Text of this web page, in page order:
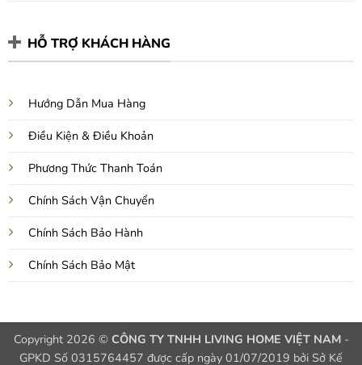
HỖ TRỢ KHÁCH HÀNG
Hướng Dẫn Mua Hàng
Điều Kiện & Điều Khoản
Phương Thức Thanh Toán
Chính Sách Vận Chuyển
Chính Sách Bảo Hành
Chính Sách Bảo Mật
Copyright 2026 © CÔNG TY TNHH LIVING HOME VIỆT NAM-
GPKD Số 0315764457 được cấp ngày 01/07/2019 bởi Sở Kế